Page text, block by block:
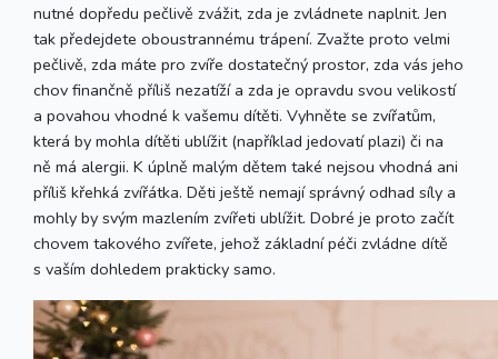
nutné dopředu pečlivě zvážit, zda je zvládnete naplnit. Jen
tak předejdete oboustrannému trápení. Zvažte proto velmi
pečlivě, zda máte pro zvíře dostatečný prostor, zda vás jeho
chov finančně příliš nezatíží a zda je opravdu svou velikostí
a povahou vhodné k vašemu dítěti. Vyhněte se zvířatům,
která by mohla dítěti ublížit (například jedovatí plazi) či na
ně má alergii. K úplně malým dětem také nejsou vhodná ani
příliš křehká zvířátka. Děti ještě nemají správný odhad síly a
mohly by svým mazlením zvířeti ublížit. Dobré je proto začít
chovem takového zvířete, jehož základní péči zvládne dítě
s vaším dohledem prakticky samo.